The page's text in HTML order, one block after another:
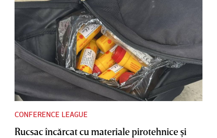
CONFERENCE LEAGUE
Rucsac încărcat cu materiale pirotehnice şi